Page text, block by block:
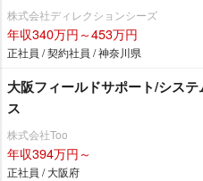
株式会社ディレクションシーズ
年収340万円～453万円
正社員 / 契約社員 / 神奈川県
大阪フィールドサポート/シス
ス
株式会社Too
年収394万円～
正社員 / 大阪府